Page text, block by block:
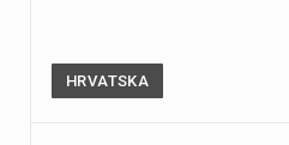
HRVATSKA